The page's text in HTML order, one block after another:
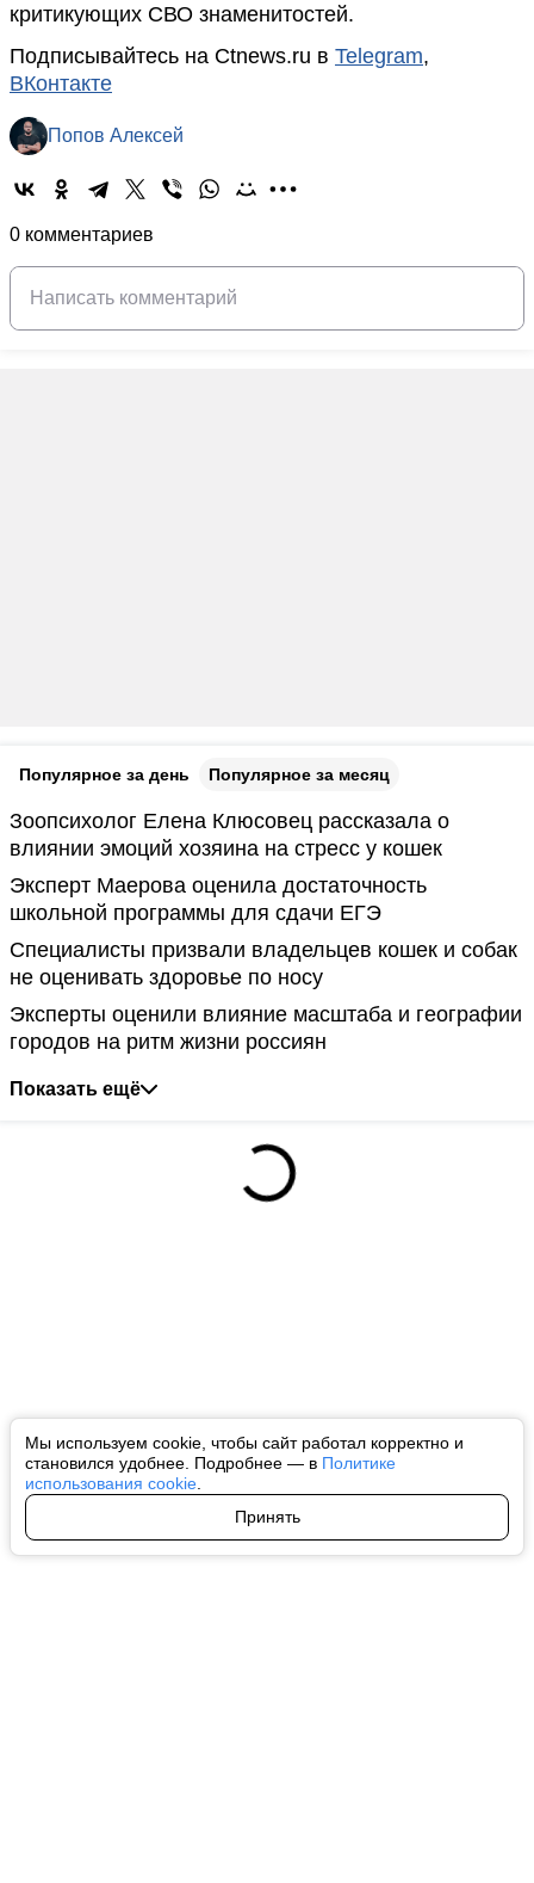
Мы используем cookie, чтобы сайт работал корректно и
становился удобнее. Подробнее — в Политике
использования cookie
Принять
критикующих СВО знаменитостей.
Подписывайтесь на Ctnews.ru в Telegram,
ВКонтакте
Попов Алексей
0 комментариев
Популярное за день Популярное за месяц
Зоопсихолог Елена Клюсовец рассказала о
влиянии эмоций хозяина на стресс у кошек
Эксперт Маерова оценила достаточность
школьной программы для сдачи ЕГЭ
Специалисты призвали владельцев кошек и собак
не оценивать здоровье по носу
Эксперты оценили влияние масштаба и географии
городов на ритм жизни россиян
Показать ещё